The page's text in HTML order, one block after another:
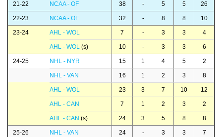
21-22 NCAA - OF 38 - 5 5 26
22-23 NCAA - OF 32 - 8 8 10
23-24 AHL - WOL 7 - 3 3 4
AHL - WOL (s) 10 - 3 3 6
24-25 NHL - NYR 15 1 4 5 2
NHL - VAN 16 1 2 3 8
AHL - WOL 23 3 7 10 12
AHL - CAN 7 1 2 3 2
AHL - CAN (s) 24 3 5 8 8
25-26 NHL - VAN 24 - 3 3 7